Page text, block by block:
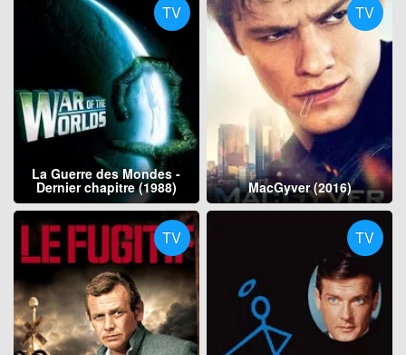
TV
La Guerre des Mondes -
Dernier chapitre (1988)
TV
MacGyver (2016)
TV TV